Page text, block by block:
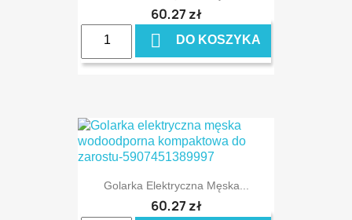
60,27 zł
 DO KOSZYKA
Golarka Elektryczna Męska...
60,27 zł